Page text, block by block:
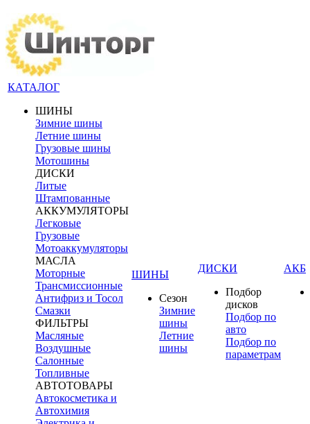
КАТАЛОГ
ШИНЫ
Зимние шины
Летние шины
Грузовые шины
Мотошины
ДИСКИ
Литые
Штампованные
АККУМУЛЯТОРЫ
Легковые
Грузовые
Мотоаккумуляторы
МАСЛА
Моторные
Трансмиссионные
Антифриз и Тосол
Смазки
ФИЛЬТРЫ
Масляные
Воздушные
Салонные
Топливные
АВТОТОВАРЫ
Автокосметика и
Автохимия
ШИНЫ
Сезон
Зимние
шины
Летние
шины
ДИСКИ
Подбор
дисков
Подбор по
авто
Подбор по
параметрам
АКБ